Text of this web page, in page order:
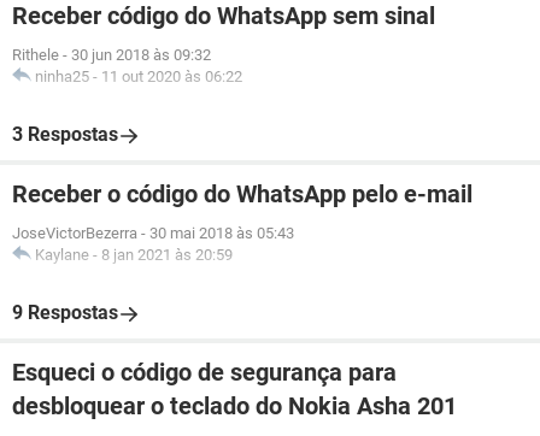
Receber código do WhatsApp sem sinal
Rithele - 30 jun 2018 às 09:32
ninha25 - 11 out 2020 às 06:22
3 Respostas
Receber o código do WhatsApp pelo e-mail
JoseVictorBezerra - 30 mai 2018 às 05:43
Kaylane - 8 jan 2021 às 20:59
9 Respostas
Esqueci o código de segurança para
desbloquear o teclado do Nokia Asha 201